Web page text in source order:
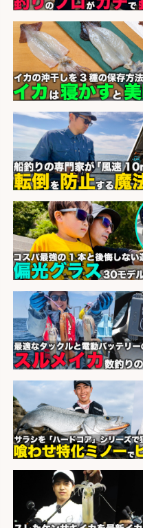
語学力を活かせるフ
の「海外営業」/年休
会社名 株式会社ジャッ
未経験歓迎/釣り具メ
ート営業/釣りや釣具
須/残業なし
会社名 株式会社天龍
日払いOKで即日収入/
のピッキング 梱包
和田市
宮崎/魚や漁業に関わ
の「総合職」 未経験可
会社名 宮崎県漁業協同
さらに求人情